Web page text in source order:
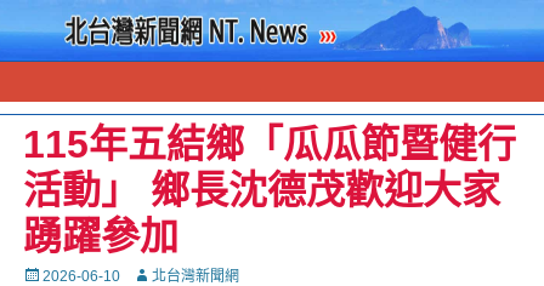
115年五結鄉「瓜瓜節暨健行
活動」 鄉長沈德茂歡迎大家
踴躍參加
Posted
2026-06-10 Autor北台灣新聞網